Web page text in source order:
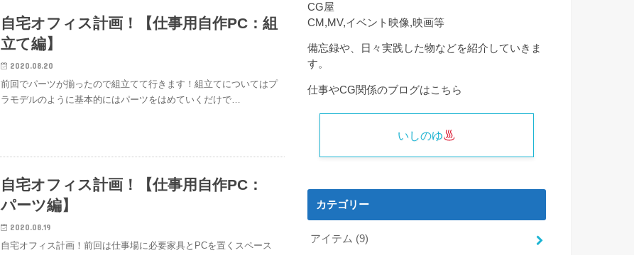
自宅オフィス計画！【仕事用自作PC：組
立て編】
2020.08.20
前回でパーツが揃ったので組立てて行きます！組立てについてはプ
ラモデルのように基本的にはパーツをはめていくだけで…
自宅オフィス計画！【仕事用自作PC：
パーツ編】
2020.08.19
自宅オフィス計画！前回は仕事場に必要家具とPCを置くスペース
CG屋
CM,MV,イベント映像,映画等
備忘録や、日々実践した物などを紹介していきま
す。
仕事やCG関係のブログはこちら
いしのゆ
カテゴリー
アイテム (9)